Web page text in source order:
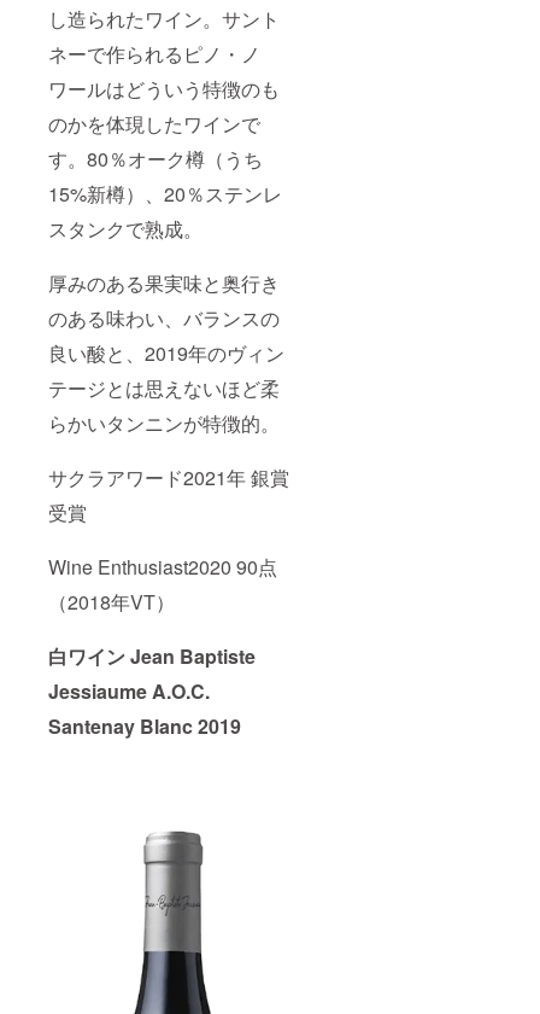
し造られたワイン。サント
ネーで作られるピノ・ノ
ワールはどういう特徴のも
のかを体現したワインで
す。80％オーク樽（うち
15%新樽）、20％ステンレ
スタンクで熟成。
厚みのある果実味と奥行き
のある味わい、バランスの
良い酸と、2019年のヴィン
テージとは思えないほど柔
らかいタンニンが特徴的。
サクラアワード2021年 銀賞
受賞
Wine Enthusiast2020 90点
（2018年VT）
白ワイン Jean Baptiste
Jessiaume A.O.C.
Santenay Blanc 2019